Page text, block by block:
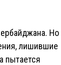
Но
лишившие
пытается